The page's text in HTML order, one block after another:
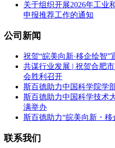
关于组织开展2026年工业
申报推荐工作的通知
公司新闻
祝贺“皖美向新·移企绘智”
共谋行业发展 | 祝贺合肥
会胜利召开
斯百德助力中国科学院学
斯百德助力中国科学技术
满举办
斯百德助力“皖美向新・
联系我们